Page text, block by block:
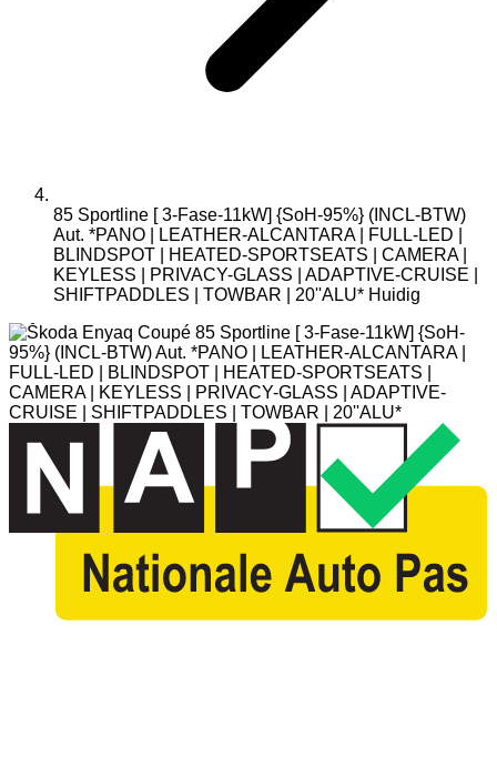
85 Sportline [ 3-Fase-11kW] {SoH-95%} (INCL-BTW)
Aut. *PANO | LEATHER-ALCANTARA | FULL-LED |
BLINDSPOT | HEATED-SPORTSEATS | CAMERA |
KEYLESS | PRIVACY-GLASS | ADAPTIVE-CRUISE |
SHIFTPADDLES | TOWBAR | 20''ALU* Huidig